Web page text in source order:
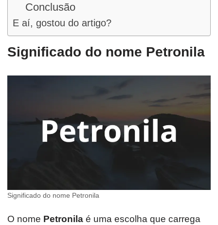
Conclusão
E aí, gostou do artigo?
Significado do nome Petronila
Significado do nome Petronila
O nome Petronila é uma escolha que carrega